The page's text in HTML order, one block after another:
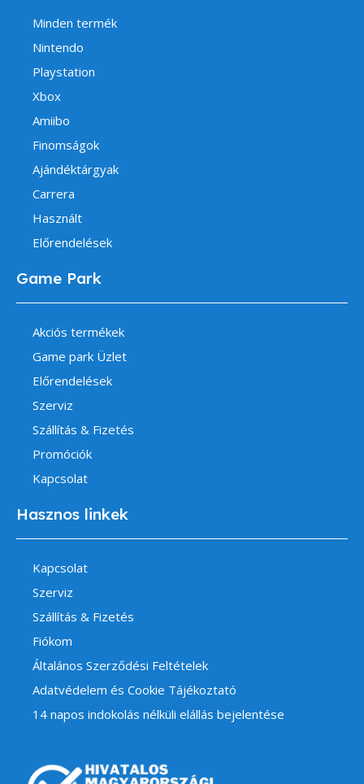
Minden termék
Nintendo
Playstation
Xbox
Amiibo
Finomságok
Ajándéktárgyak
Carrera
Használt
Előrendelések
Game Park
Akciós termékek
Game park Üzlet
Előrendelések
Szerviz
Szállítás & Fizetés
Promóciók
Kapcsolat
Hasznos linkek
Kapcsolat
Szerviz
Szállítás & Fizetés
Fiókom
Általános Szerződési Feltételek
Adatvédelem és Cookie Tájékoztató
14 napos indokolás nélküli elállás bejelentése